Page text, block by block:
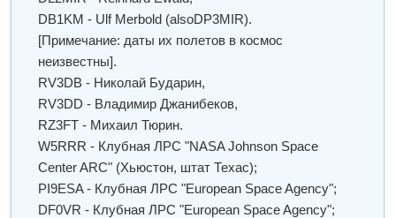
DB1KM - Ulf Merbold (alsoDP3MIR).
[Примечание: даты их полетов в космос
неизвестны].
RV3DB - Николай Бударин,
RV3DD - Владимир Джанибеков,
RZ3FT - Михаил Тюрин.
W5RRR - Клубная ЛРС "NASA Johnson Space
Center ARC" (Хьюстон, штат Техас);
PI9ESA - Клубная ЛРС "European Space Agency";
DF0VR - Клубная ЛРС "European Space Agency";